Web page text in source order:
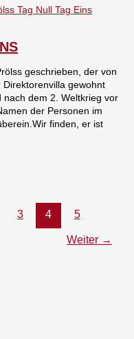
geschrieben, der von
gewohnt
dem 2. Weltkrieg vor
der Personen im
finden, er ist
3 4 5
Weiter →